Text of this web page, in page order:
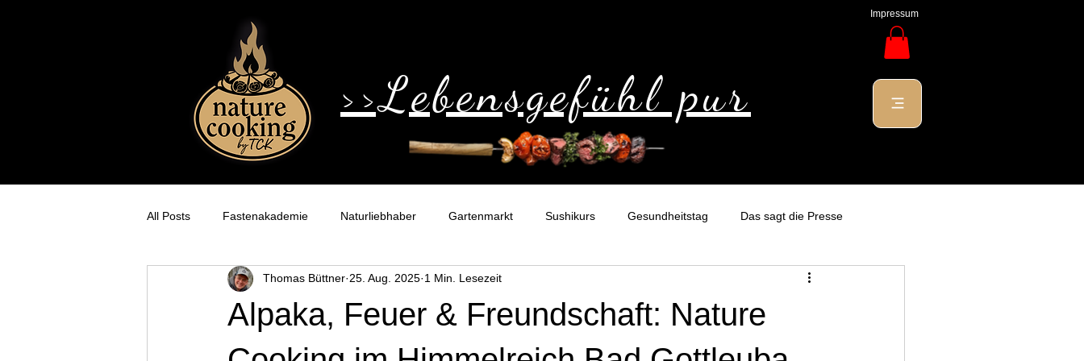
>>Lebensgefühl pur
Impressum
All Posts Fastenakademie Naturliebhaber Gartenmarkt Sushikurs Gesundheitstag Das sagt die Presse
Himmelreich-Alpakas Geschenkidee Gutschein
Alpaka, Feuer & Freundschaft: Nature
Thomas Büttner 25. Aug. 2025 1 Min. Lesezeit